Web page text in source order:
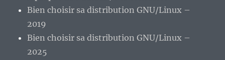
Bien choisir sa distribution GNU/Linux –
2019
Bien choisir sa distribution GNU/Linux –
2025